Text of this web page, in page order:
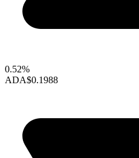
0.52%
ADA$0.1988